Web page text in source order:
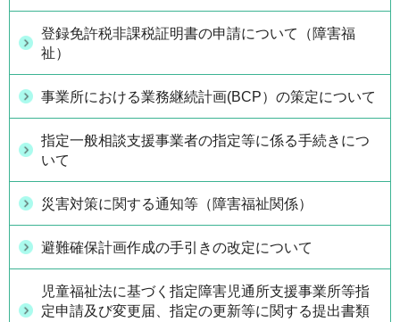
登録免許税非課税証明書の申請について（障害福
祉）
事業所における業務継続計画(BCP）の策定について
指定一般相談支援事業者の指定等に係る手続きにつ
いて
災害対策に関する通知等（障害福祉関係）
避難確保計画作成の手引きの改定について
児童福祉法に基づく指定障害児通所支援事業所等指
定申請及び変更届、指定の更新等に関する提出書類